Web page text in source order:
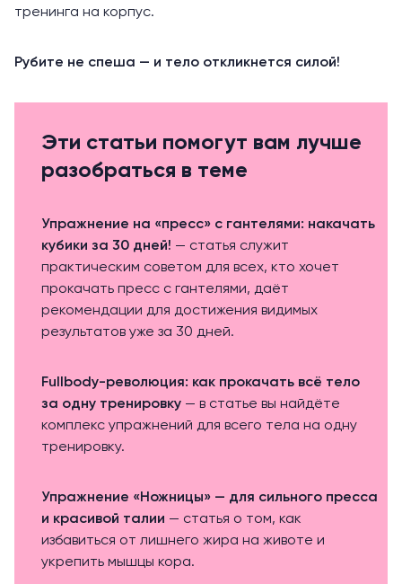
тренинга на корпус.
Рубите не спеша — и тело откликнется силой!
Эти статьи помогут вам лучше
разобраться в теме
Упражнение на «пресс» с гантелями: накачать
кубики за 30 дней! — статья служит
практическим советом для всех, кто хочет
прокачать пресс с гантелями, даёт
рекомендации для достижения видимых
результатов уже за 30 дней.
Fullbody-революция: как прокачать всё тело
за одну тренировку — в статье вы найдёте
комплекс упражнений для всего тела на одну
тренировку.
Упражнение «Ножницы» — для сильного пресса
и красивой талии — статья о том, как
избавиться от лишнего жира на животе и
укрепить мышцы кора.